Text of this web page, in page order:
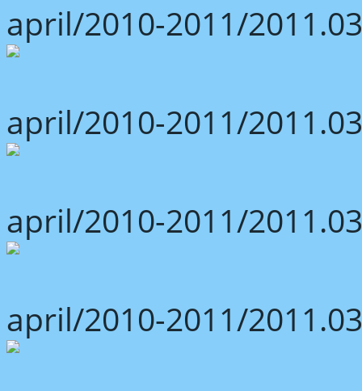
april/2010-2011/
april/2010-2011/
april/2010-2011/
april/2010-2011/